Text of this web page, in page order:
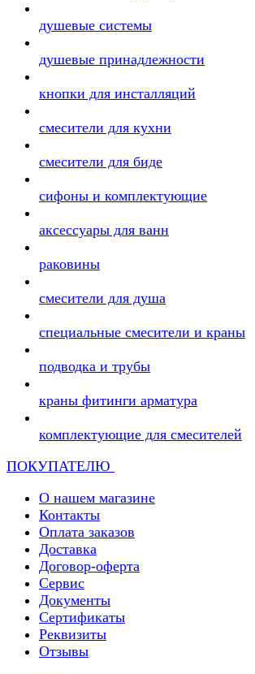
душевые системы
душевые принадлежности
кнопки для инсталляций
смесители для кухни
смесители для биде
сифоны и комплектующие
аксессуары для ванн
раковины
смесители для душа
специальные смесители и краны
подводка и трубы
краны фитинги арматура
комплектующие для смесителей
ПОКУПАТЕЛЮ
О нашем магазине
Контакты
Оплата заказов
Доставка
Договор-оферта
Сервис
Документы
Сертификаты
Реквизиты
Отзывы